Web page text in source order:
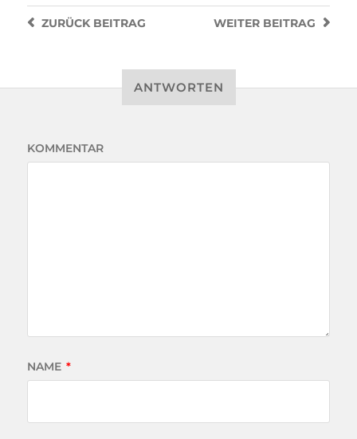
WEITER BEITRAG
ZURÜCKBEITRAG
ANTWORTEN
KOMMENTAR
NAME *